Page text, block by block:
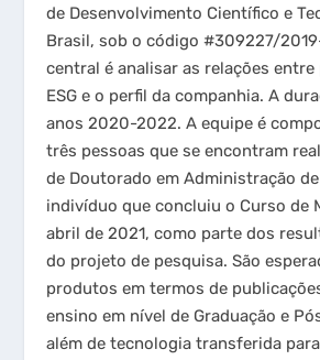
de Desenvolvimento Científico e
Brasil, sob o código #309227/
central é analisar as relações
ESG e o perfil da companhia. A
anos 2020-2022. A equipe é
três pessoas que se encontram
de Doutorado em Administração
indivíduo que concluiu o Curso de
abril de 2021, como parte dos
do projeto de pesquisa. São
produtos em termos de
ensino em nível de Graduação e
além de tecnologia transferida